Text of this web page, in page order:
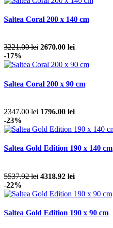
Saltea Coral 200 x 140 cm
3221.00 lei 2670.00 lei
-17%
Saltea Coral 200 x 90 cm
2347.00 lei 1796.00 lei
-23%
Saltea Gold Edition 190 x 140 cm
5537.92 lei 4318.92 lei
-22%
Saltea Gold Edition 190 x 90 cm